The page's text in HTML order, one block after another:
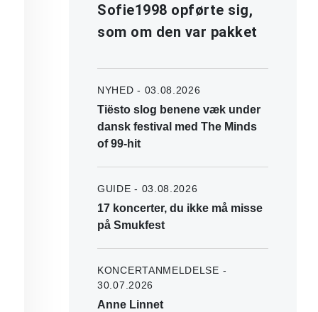
Sofie1998 opførte sig,
som om den var pakket
NYHED - 03.08.2026
Tiësto slog benene væk under
dansk festival med The Minds
of 99-hit
GUIDE - 03.08.2026
17 koncerter, du ikke må misse
på Smukfest
KONCERTANMELDELSE -
30.07.2026
Anne Linnet